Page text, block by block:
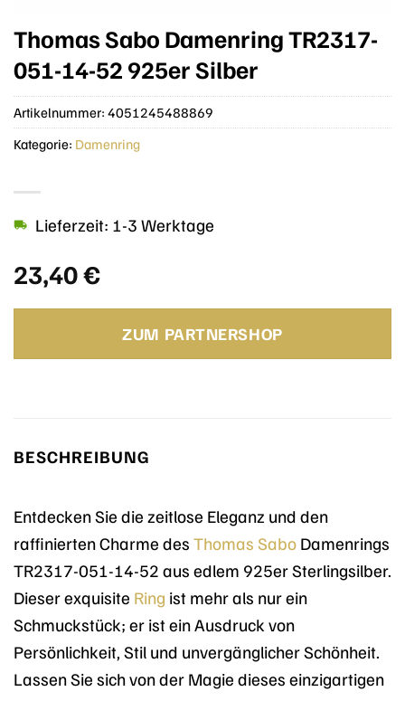
Thomas Sabo Damenring TR2317-
051-14-52 925er Silber
23,40€
Lieferzeit: 1-3 Werktage
ZUM PARTNERSHOP
Artikelnummer: 4051245488869
Kategorie: Damenring
BESCHREIBUNG
Entdecken Sie die zeitlose Eleganz und den
raffinierten Charme des Thomas Sabo Damenrings
TR2317-051-14-52 aus edlem 925er Sterlingsilber.
Dieser exquisite Ring ist mehr als nur ein
Schmuckstück; er ist ein Ausdruck von
Persönlichkeit, Stil und unvergänglicher Schönheit.
Lassen Sie sich von der Magie dieses einzigartigen